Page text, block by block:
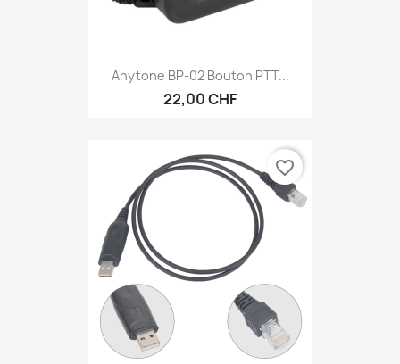
Anytone BP-02 Bouton PTT...
22,00 CHF
favorite_border